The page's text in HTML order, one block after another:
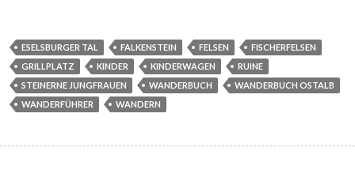
ESELSBURGER TAL FALKENSTEIN FELSEN
FISCHERFELSEN
GRILLPLATZ
KINDER KINDERWAGEN
RUINE
STEINERNE JUNGFRAUEN
WANDERBUCH
WANDERBUCH OSTALB
WANDERFÜHRER
WANDERN